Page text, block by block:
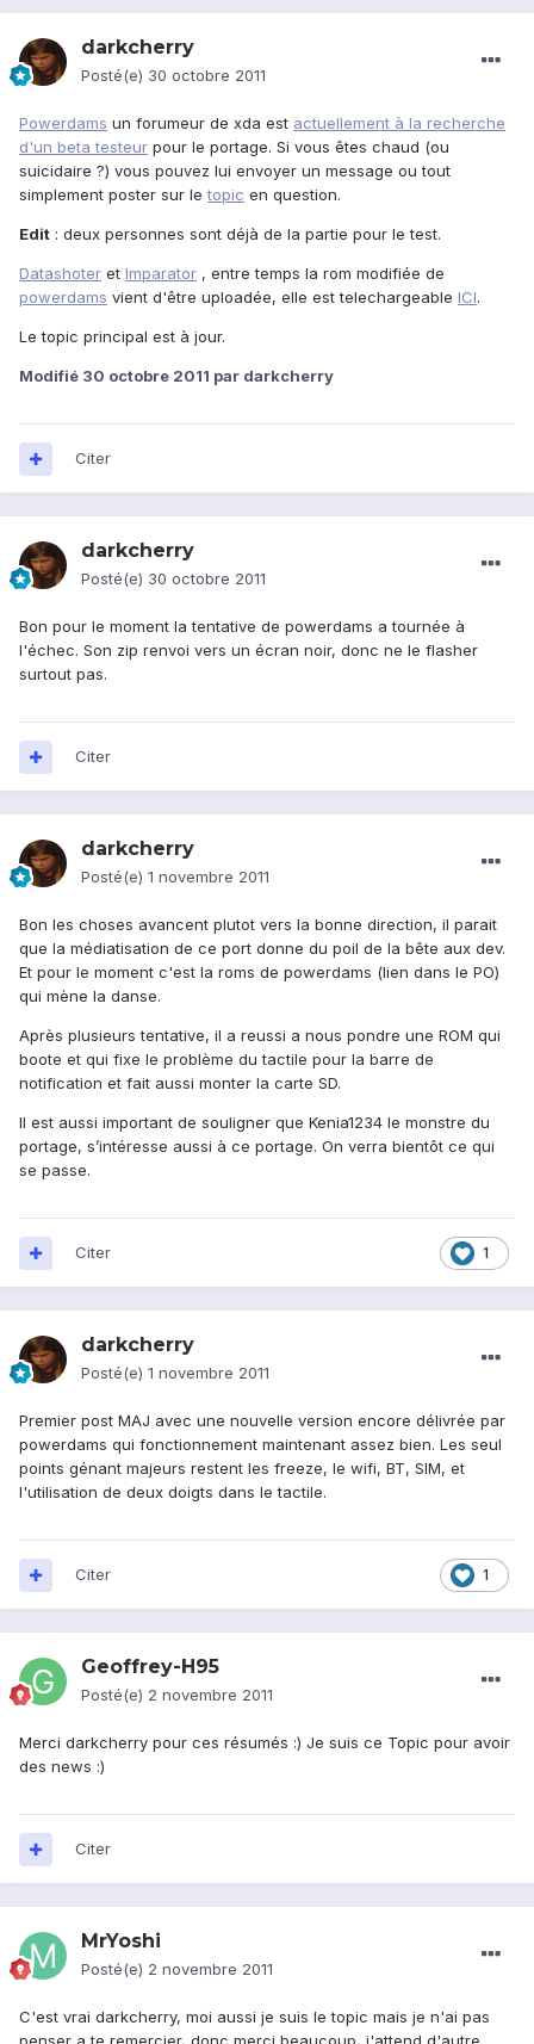
darkcherry
Posté(e) 30 octobre 2011
Powerdams un forumeur de xda est actuellement à la recherche
d'un beta testeur pour le portage. Si vous êtes chaud (ou
suicidaire ?) vous pouvez lui envoyer un message ou tout
simplement poster sur letopic en question.
Edit : deux personnes sont déjà de la partie pour le test.
Datashoter et Imparator , entre temps la rom modifiée de
powerdams vient d'être uploadée, elle est telechargeable ICI.
Le topic principal est à jour.
Modifié 30 octobre 2011 par darkcherry
Citer
darkcherry
Posté(e) 30 octobre 2011
Bon pour le moment la tentative de powerdams a tournée à
l'échec. Son zip renvoi vers un écran noir, donc ne le flasher
surtout pas.
Citer
darkcherry
Posté(e) 1 novembre 2011
Bon les choses avancent plutot vers la bonne direction, il parait
que la médiatisation de ce port donne du poil de la bête aux dev.
Et pour le moment c'est la roms de powerdams (lien dans le PO)
qui mène la danse.
Après plusieurs tentative, il a reussi a nous pondre une ROM qui
boote et qui fixe le problème du tactile pour la barre de
notification et fait aussi monter la carte SD.
Il est aussi important de souligner que Kenia1234 le monstre du
portage, s’intéresse aussi à ce portage. On verra bientôt ce qui
se passe.
1
Citer
darkcherry
Posté(e) 1 novembre 2011
Premier post MAJ avec une nouvelle version encore délivrée par
powerdams qui fonctionnement maintenant assez bien. Les seul
points génant majeurs restent les freeze, le wifi, BT, SIM, et
l'utilisation de deux doigts dans le tactile.
1
Citer
Geoffrey-H95
Posté(e) 2 novembre 2011
Merci darkcherry pour ces résumés :) Je suis ce Topic pour avoir
des news :)
Citer
MrYoshi
Posté(e) 2 novembre 2011
C'est vrai darkcherry, moi aussi je suis le topic mais je n'ai pas